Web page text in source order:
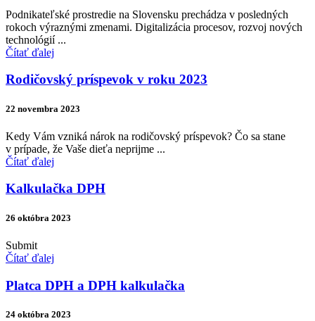
Podnikateľské prostredie na Slovensku prechádza v posledných
rokoch výraznými zmenami. Digitalizácia procesov, rozvoj nových
technológií ...
Čítať ďalej
Rodičovský príspevok v roku 2023
22 novembra 2023
Kedy Vám vzniká nárok na rodičovský príspevok? Čo sa stane
v prípade, že Vaše dieťa neprijme ...
Čítať ďalej
Kalkulačka DPH
26 októbra 2023
Submit
Čítať ďalej
Platca DPH a DPH kalkulačka
24 októbra 2023